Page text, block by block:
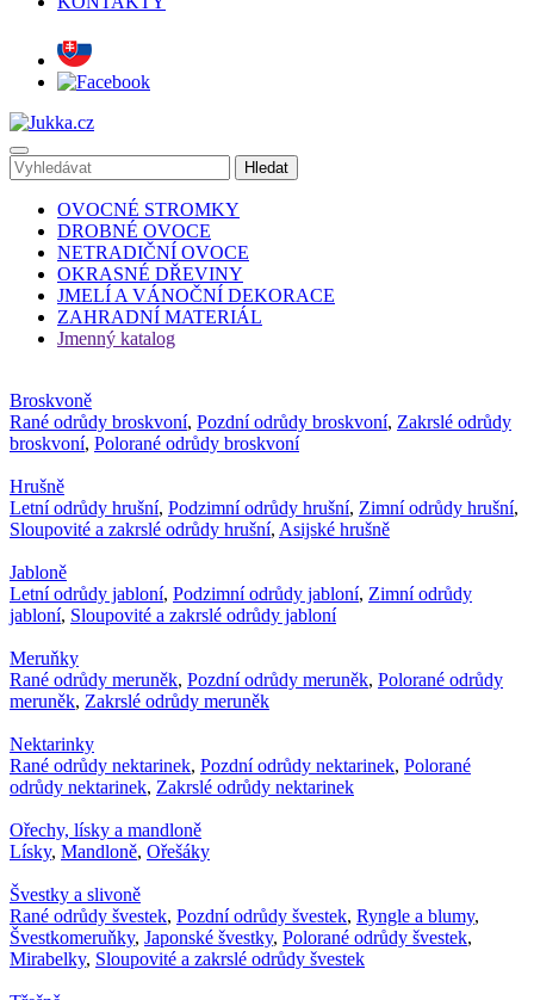
OVOCNÉ STROMKY
DROBNÉ OVOCE
NETRADIČNÍ OVOCE
OKRASNÉ DŘEVINY
JMELÍ A VÁNOČNÍ DEKORACE
ZAHRADNÍ MATERIÁL
Jmenný katalog
Broskvoně
Rané odrůdy broskvoní, Pozdní odrůdy broskvoní, Zakrslé odrůdy
broskvoní, Polorané odrůdy broskvoní
Hrušně
Letní odrůdy hrušní, Podzimní odrůdy hrušní, Zimní odrůdy hrušní,
Sloupovité a zakrslé odrůdy hrušní, Asijské hrušně
Jabloně
Letní odrůdy jabloní, Podzimní odrůdy jabloní, Zimní odrůdy
jabloní, Sloupovité a zakrslé odrůdy jabloní
Meruňky
Rané odrůdy meruněk, Pozdní odrůdy meruněk, Polorané odrůdy
meruněk, Zakrslé odrůdy meruněk
Nektarinky
Rané odrůdy nektarinek, Pozdní odrůdy nektarinek, Polorané
odrůdy nektarinek, Zakrslé odrůdy nektarinek
Ořechy, lísky a mandloně
Lísky, Mandloně, Ořešáky
Švestky a slivoně
Rané odrůdy švestek, Pozdní odrůdy švestek, Ryngle a blumy,
Švestkomeruňky, Japonské švestky, Polorané odrůdy švestek,
Mirabelky, Sloupovité a zakrslé odrůdy švestek